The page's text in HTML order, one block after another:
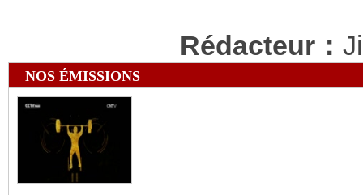
Rédacteur：
NOS ÉMISSIONS